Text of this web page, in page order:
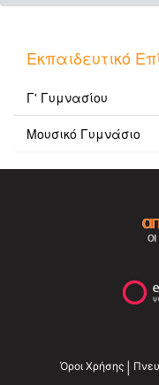
Εκπαιδευτικό
Γ' Γυμνασίου
Μουσικό Γυμνάσιο